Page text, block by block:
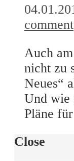
comment
Auch
nicht zu
Neues“
Und wie
Pläne
Close